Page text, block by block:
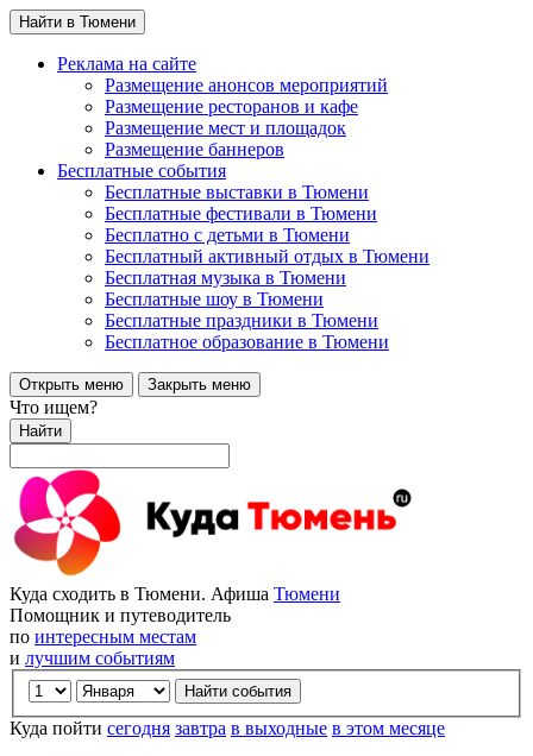
Найти в Тюмени
Реклама на сайте
Размещение анонсов мероприятий
Размещение ресторанов и кафе
Размещение мест и площадок
Размещение баннеров
Бесплатные события
Бесплатные выставки в Тюмени
Бесплатные фестивали в Тюмени
Бесплатно с детьми в Тюмени
Бесплатный активный отдых в Тюмени
Бесплатная музыка в Тюмени
Бесплатные шоу в Тюмени
Бесплатные праздники в Тюмени
Бесплатное образование в Тюмени
Открыть меню Закрыть меню
Что ищем?
Найти
Куда сходить в Тюмени. Афиша Тюмени
Помощник и путеводитель
по интересным местам
и лучшим событиям
Куда пойти сегодня завтра в выходные в этом месяце